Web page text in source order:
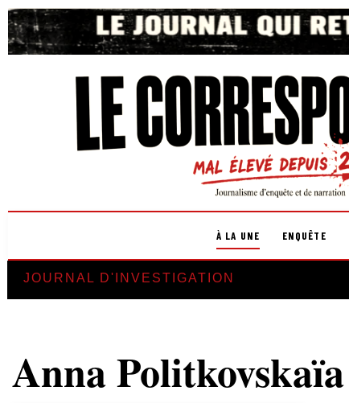
À LA UNE ENQUÊTE
JOURNAL D'INVESTIGATION
Anna Politkovskaïa